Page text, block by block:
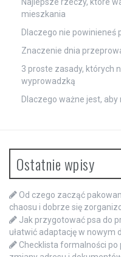
Najlepsze rzeczy, które
mieszkania
Dlaczego nie powinieneś
Znaczenie dnia
3 proste zasady, których
wyprowadzką
Dlaczego ważne jest,
Ostatnie wpisy
Od czego zacząć
chaosu i dobrze się
Jak przygotować psa do
ułatwić adaptację w nowym
Checklista formalności